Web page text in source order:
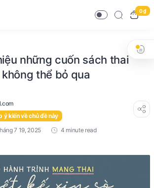
0 ₫
những cuốn sách thai
thể bỏ qua
ý kiến về chủ đề này
4 minute read